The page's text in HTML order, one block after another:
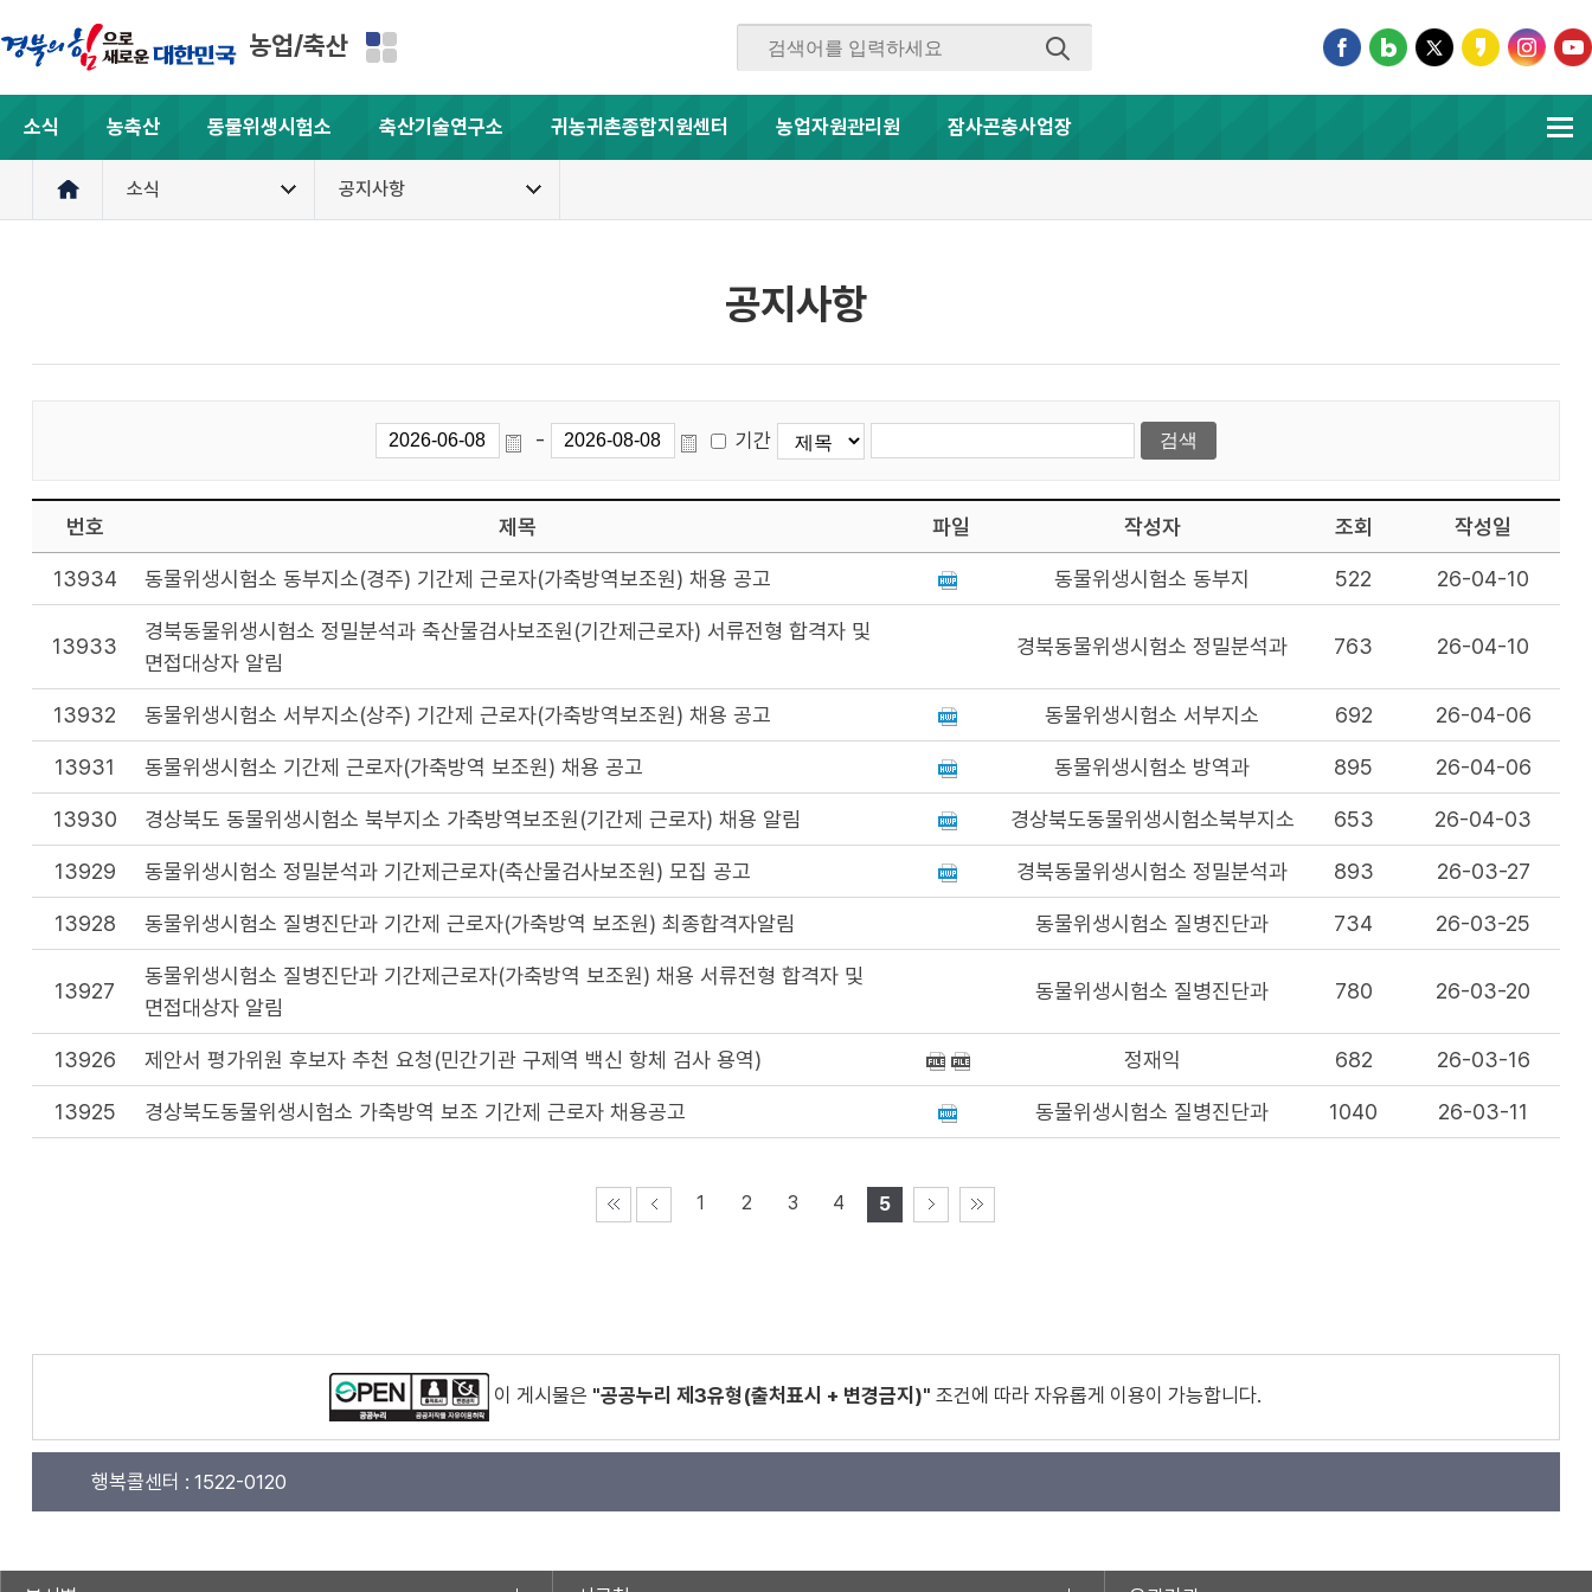
농업/축산
소식 농축산 동물위생시험소 축산기술연구소 귀농귀촌종합지원센터 농업자원관리원 잠사곤충사업장
소식 공지사항
공지사항
- 기간
번호 제목 파일 작성자 조회 작성일
13934 동물위생시험소 동부지소(경주) 기간제 근로자(가축방역보조원) 채용 공고 동물위생시험소 동부지 522 26-04-10
13933
경북동물위생시험소 정밀분석과 축산물검사보조원(기간제근로자) 서류전형 합격자 및
면접대상자 알림
경북동물위생시험소 정밀분석과 763 26-04-10
13932 동물위생시험소 서부지소(상주) 기간제 근로자(가축방역보조원) 채용 공고 동물위생시험소 서부지소 692 26-04-06
13931 동물위생시험소 기간제 근로자(가축방역 보조원) 채용 공고 동물위생시험소 방역과 895 26-04-06
13930 경상북도 동물위생시험소 북부지소 가축방역보조원(기간제 근로자) 채용 알림 경상북도동물위생시험소북부지소 653 26-04-03
13929 동물위생시험소 정밀분석과 기간제근로자(축산물검사보조원) 모집 공고 경북동물위생시험소 정밀분석과 893 26-03-27
13928 동물위생시험소 질병진단과 기간제 근로자(가축방역 보조원) 최종합격자알림 동물위생시험소 질병진단과 734 26-03-25
13927
동물위생시험소 질병진단과 기간제근로자(가축방역 보조원) 채용 서류전형 합격자 및
면접대상자 알림
동물위생시험소 질병진단과 780 26-03-20
13926 제안서 평가위원 후보자 추천 요청(민간기관 구제역 백신 항체 검사 용역) 정재익 682 26-03-16
13925 경상북도동물위생시험소 가축방역 보조 기간제 근로자 채용공고 동물위생시험소 질병진단과 1040 26-03-11
1 2 3 4 5
이 게시물은 "공공누리 제3유형(출처표시 + 변경금지)" 조건에 따라 자유롭게 이용이 가능합니다.
행복콜센터 : 1522-0120